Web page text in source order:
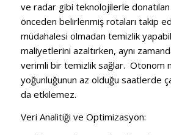
ve radar gibi teknolojilerle
önceden belirlenmiş rotaları takip
müdahalesi olmadan temizlik
maliyetlerini azaltırken, aynı
verimli bir temizlik sağlar. Otonom
yoğunluğunun az olduğu saatlerde
da etkilemez.
Veri Analitiği ve Optimizasyon: